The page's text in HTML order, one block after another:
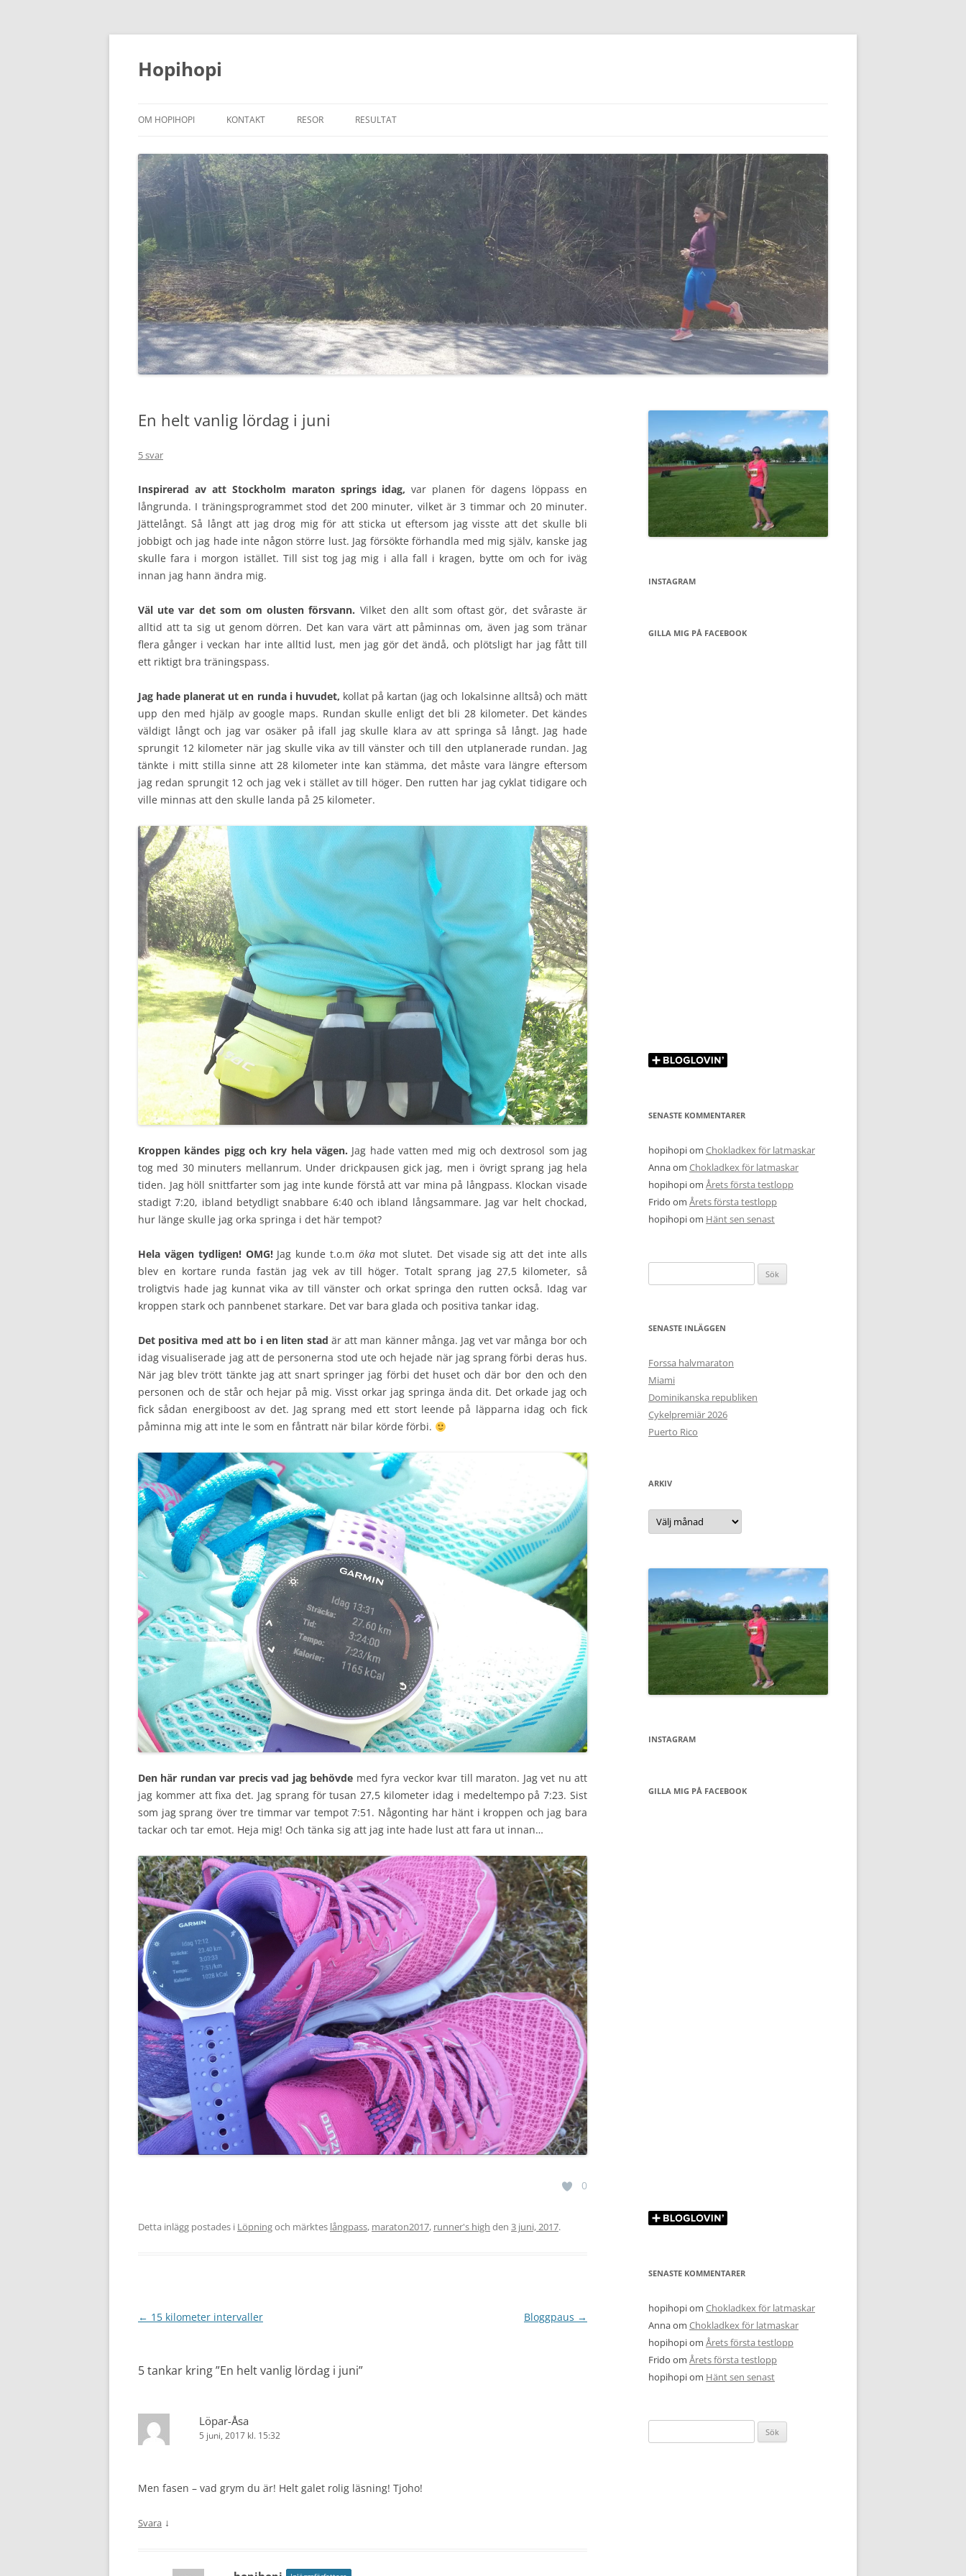
Hoppa
Hopihopi
OM HOPIHOPI KONTAKT RESOR RESULTAT
En helt vanlig lördag i juni
5 svar
Inspirerad av att Stockholm maraton springs idag, var planen för dagens löppass en
långrunda. I träningsprogrammet stod det 200 minuter, vilket är 3 timmar och 20 minuter.
Jättelångt. Så långt att jag drog mig för att sticka ut eftersom jag visste att det skulle bli
jobbigt och jag hade inte någon större lust. Jag försökte förhandla med mig själv, kanske jag
skulle fara i morgon istället. Till sist tog jag mig i alla fall i kragen, bytte om och for iväg
innan jag hann ändra mig.
Väl ute var det som om olusten försvann. Vilket den allt som oftast gör, det svåraste är
alltid att ta sig ut genom dörren. Det kan vara värt att påminnas om, även jag som tränar
flera gånger i veckan har inte alltid lust, men jag gör det ändå, och plötsligt har jag fått till
ett riktigt bra träningspass.
Jag hade planerat ut en runda i huvudet, kollat på kartan (jag och lokalsinne alltså) och mätt
upp den med hjälp av google maps. Rundan skulle enligt det bli 28 kilometer. Det kändes
väldigt långt och jag var osäker på ifall jag skulle klara av att springa så långt. Jag hade
sprungit 12 kilometer när jag skulle vika av till vänster och till den utplanerade rundan. Jag
tänkte i mitt stilla sinne att 28 kilometer inte kan stämma, det måste vara längre eftersom
jag redan sprungit 12 och jag vek i stället av till höger. Den rutten har jag cyklat tidigare och
ville minnas att den skulle landa på 25 kilometer.
Kroppen kändes pigg och kry hela vägen. Jag hade vatten med mig och dextrosol som jag
tog med 30 minuters mellanrum. Under drickpausen gick jag, men i övrigt sprang jag hela
tiden. Jag höll snittfarter som jag inte kunde förstå att var mina på långpass. Klockan visade
stadigt 7:20, ibland betydligt snabbare 6:40 och ibland långsammare. Jag var helt chockad,
hur länge skulle jag orka springa i det här tempot?
Hela vägen tydligen! OMG!Jag kunde t.o.möka mot slutet. Det visade sig att det inte alls
blev en kortare runda fastän jag vek av till höger. Totalt sprang jag 27,5 kilometer, så
troligtvis hade jag kunnat vika av till vänster och orkat springa den rutten också. Idag var
kroppen stark och pannbenet starkare. Det var bara glada och positiva tankar idag.
Det positiva med att bo i en liten stad är att man känner många. Jag vet var många bor och
idag visualiserade jag att de personerna stod ute och hejade när jag sprang förbi deras hus.
När jag blev trött tänkte jag att snart springer jag förbi det huset och där bor den och den
personen och de står och hejar på mig. Visst orkar jag springa ända dit. Det orkade jag och
fick sådan energiboost av det. Jag sprang med ett stort leende på läpparna idag och fick
påminna mig att inte le som en fåntratt när bilar körde förbi.
Den här rundan var precis vad jag behövde med fyra veckor kvar till maraton. Jag vet nu att
jag kommer att fixa det. Jag sprang för tusan 27,5 kilometer idag i medeltempo på 7:23. Sist
som jag sprang över tre timmar var tempot 7:51. Någonting har hänt i kroppen och jag bara
tackar och tar emot. Heja mig! Och tänka sig att jag inte hade lust att fara ut innan…
0
Detta inlägg postades i Löpningoch märktes långpass, maraton2017, runner's high den 3 juni, 2017.
Inläggsnavigering
← 15 kilometer intervaller Bloggpaus →
5 tankar kring ”En helt vanlig lördag i juni”
Löpar-Åsa
5 juni, 2017 kl. 15:32
Men fasen – vad grym du är! Helt galet rolig läsning! Tjoho!
Svara ↓
INSTAGRAM
GILLA MIG PÅ FACEBOOK
SENASTE KOMMENTARER
hopihopiom Chokladkex för latmaskar
Annaom Chokladkex för latmaskar
hopihopiom Årets första testlopp
Frido om Årets första testlopp
hopihopiom Hänt sen senast
efter:
SENASTE INLÄGGEN
Forssa halvmaraton
Miami
Dominikanska republiken
Cykelpremiär 2026
Puerto Rico
ARKIV
Arkiv
INSTAGRAM
GILLA MIG PÅ FACEBOOK
SENASTE KOMMENTARER
hopihopiom Chokladkex för latmaskar
Annaom Chokladkex för latmaskar
hopihopiom Årets första testlopp
Frido om Årets första testlopp
hopihopiom Hänt sen senast
efter: